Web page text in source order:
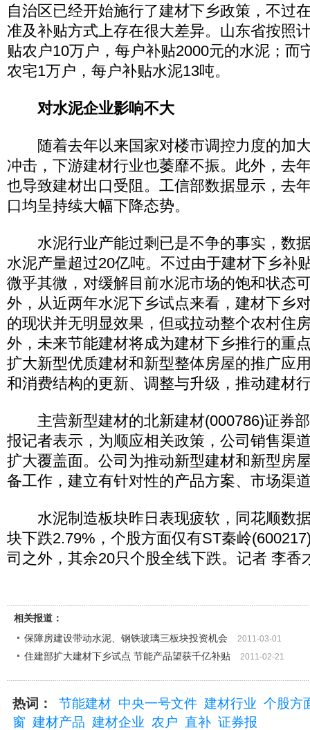
自治区已经开始施行了建材下乡政策，不过
准及补贴方式上存在很大差异。山东省按照
贴农户10万户，每户补贴2000元的水泥；而
农宅1万户，每户补贴水泥13吨。
对水泥企业影响不大
随着去年以来国家对楼市调控力度的加
冲击，下游建材行业也萎靡不振。此外，去
也导致建材出口受阻。工信部数据显示，去
口均呈持续大幅下降态势。
水泥行业产能过剩已是不争的事实，数
水泥产量超过20亿吨。不过由于建材下乡补
微乎其微，对缓解目前水泥市场的饱和状态
外，从近两年水泥下乡试点来看，建材下乡
的现状并无明显效果，但或拉动整个农村住
外，未来节能建材将成为建材下乡推行的重
扩大新型优质建材和新型整体房屋的推广应
和消费结构的更新、调整与升级，推动建材
主营新型建材的北新建材(000786)证券部
报记者表示，为顺应相关政策，公司销售渠
扩大覆盖面。公司为推动新型建材和新型房
备工作，建立有针对性的产品方案、市场渠
水泥制造板块昨日表现疲软，同花顺数
块下跌2.79%，个股方面仅有ST秦岭
司之外，其余20只个股全线下跌。记者 李香
相关报道：
保障房建设带动水泥、钢铁玻璃三板块投资机会
2011-03-01
住建部扩大建材下乡试点 节能产品望获千亿补贴 2011-02-21
热词： 节能建材 中央一号文件 建材行业 个股方
窗 建材产品 建材企业 农户 直补 证券报